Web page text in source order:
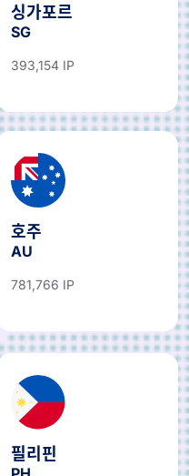
싱가포르
SG
393,154 IP
호주
AU
781,766 IP
필리핀
PH